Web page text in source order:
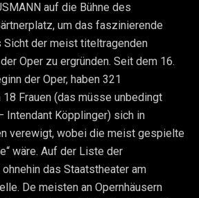
auf die Bühne des
um das faszinierende
Sicht der meist titeltragenden
Oper zu ergründen. Seit dem 16.
der Oper, haben 321
Frauen (das müsse unbedingt
Intendant Köpplinger) sich in
verewigt, wobei die meist gespielte
wäre. Auf der Liste der
das Staatstheater am
De meisten an Opernhäusern